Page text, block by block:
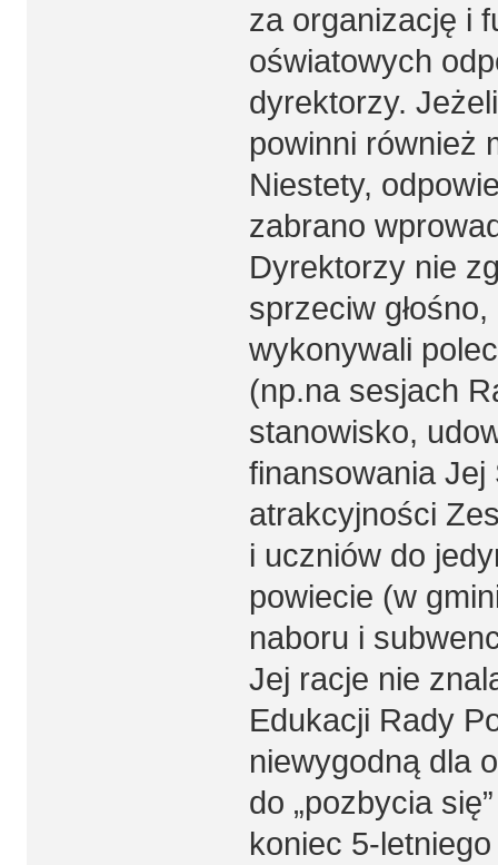
za organizację i
oświatowych
dyrektorzy.
powinni również
Niestety,
zabrano
Dyrektorzy nie
sprzeciw
wykonywali
(np.na sesjach
stanowisko,
finansowania Jej
atrakcyjności
i uczniów do
powiecie (w
naboru i
Jej racje nie
Edukacji Rady
niewygodną dla
do „pozbycia
koniec 5-